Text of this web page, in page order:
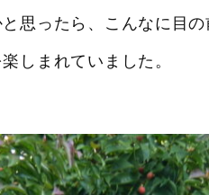
思ったら、こんなに目
しまれていました。